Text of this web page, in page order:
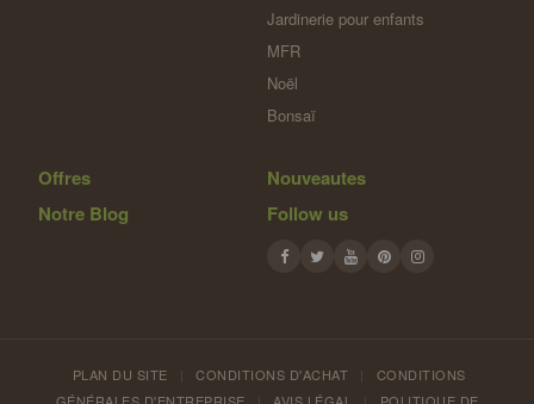
Jardinerie pour enfants
MFR
Noël
Bonsaï
Offres
Nouveautes
Notre Blog
Follow us
PLAN DU SITE CONDITIONS D'ACHAT
CONDITIONS